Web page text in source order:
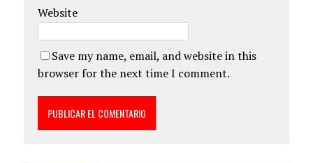
Website
Save my name, email, and website in this
browser for the next time I comment.